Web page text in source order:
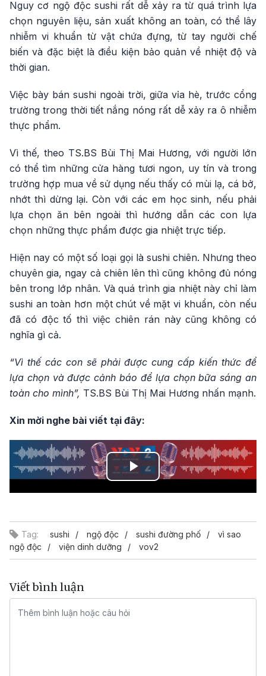
Nguy cơ ngộ độc sushi rất dễ xảy ra từ quá trình lựa
chọn nguyên liệu, sản xuất không an toàn, có thể lây
nhiễm vi khuẩn từ vật chứa đựng, từ tay người chế
biến và đặc biệt là điều kiện bảo quản về nhiệt độ và
thời gian.
Việc bày bán sushi ngoài trời, giữa vỉa hè, trước cổng
trường trong thời tiết nắng nóng rất dễ xảy ra ô nhiễm
thực phẩm.
Vì thế, theo TS.BS Bùi Thị Mai Hương, với người lớn
có thể tìm những cửa hàng tươi ngon, uy tín và trong
trường hợp mua về sử dụng nếu thấy có mùi lạ, cá bở,
nhớt thì dừng lại. Còn với các em học sinh, nếu phải
lựa chọn ăn bên ngoài thì hướng dẫn các con lựa
chọn những thực phẩm được gia nhiệt trực tiếp.
Hiện nay có một số loại gọi là sushi chiên. Nhưng theo
chuyên gia, ngay cả chiên lên thì cũng không đủ nóng
bên trong lớp nhân. Và quá trình gia nhiệt này chỉ làm
sushi an toàn hơn một chút về mặt vi khuẩn, còn nếu
đã có độc tố thì việc chiên rán này cũng không có
nghĩa gì cả.
“Vì thế các con sẽ phải được cung cấp kiến thức để
lựa chọn và được cảnh báo để lựa chọn bữa sáng an
toàn cho mình”, TS.BS Bùi Thị Mai Hương nhấn mạnh.
Xin mời nghe bài viết tại đây:
Play
Tag: sushi ngộ độc sushi đường phố
vì sao
ngộ độc
viện dinh dưỡng vov2
Viết bình luận